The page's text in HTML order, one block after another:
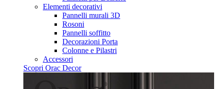
Elementi decorativi
Pannelli murali 3D
Rosoni
Pannelli soffitto
Decorazioni Porta
Colonne e Pilastri
Accessori
Scopri Orac Decor